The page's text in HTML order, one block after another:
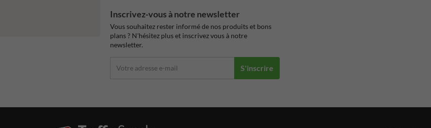
Inscrivez-vous à notre newsletter
Vous souhaitez rester informé de nos produits et bons
plans ? N'hésitez plus et inscrivez vous à notre
newsletter.
S'inscrire